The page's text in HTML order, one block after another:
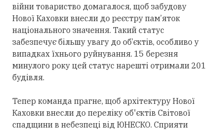
війни товариство домагалося, щоб забудову
Нової Каховки внесли до реєстру пам’яток
національного значення. Такий статус
забезпечує більшу увагу до об’єктів, особливо у
випадках їхнього руйнування. 15 березня
минулого року цей статус нарешті отримали 201
будівля.
Тепер команда прагне, щоб архітектуру Нової
Каховки внесли до переліку об'єктів Світової
спадщини в небезпеці від ЮНЕСКО. Сприяти